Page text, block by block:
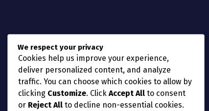
We respect your privacy
Cookies help us improve your experience,
deliver personalized content, and analyze
traffic. You can choose which cookies to allow by
clicking Customize. Click Accept All to consent
or Reject All to decline non-essential cookies.